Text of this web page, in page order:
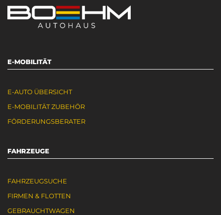
E-MOBILITÄT
E-AUTO ÜBERSICHT
E-MOBILITÄT ZUBEHÖR
FÖRDERUNGSBERATER
FAHRZEUGE
FAHRZEUGSUCHE
FIRMEN & FLOTTEN
GEBRAUCHTWAGEN